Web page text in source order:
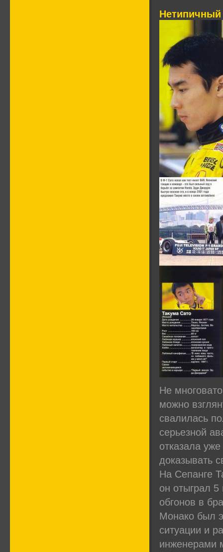
Нетипичный
Не
можно
свалилась
серьезной
отказала
доказывать
На Сепанге
он отыграл 5
обгонов в
Монако был
ситуации и
инженерами